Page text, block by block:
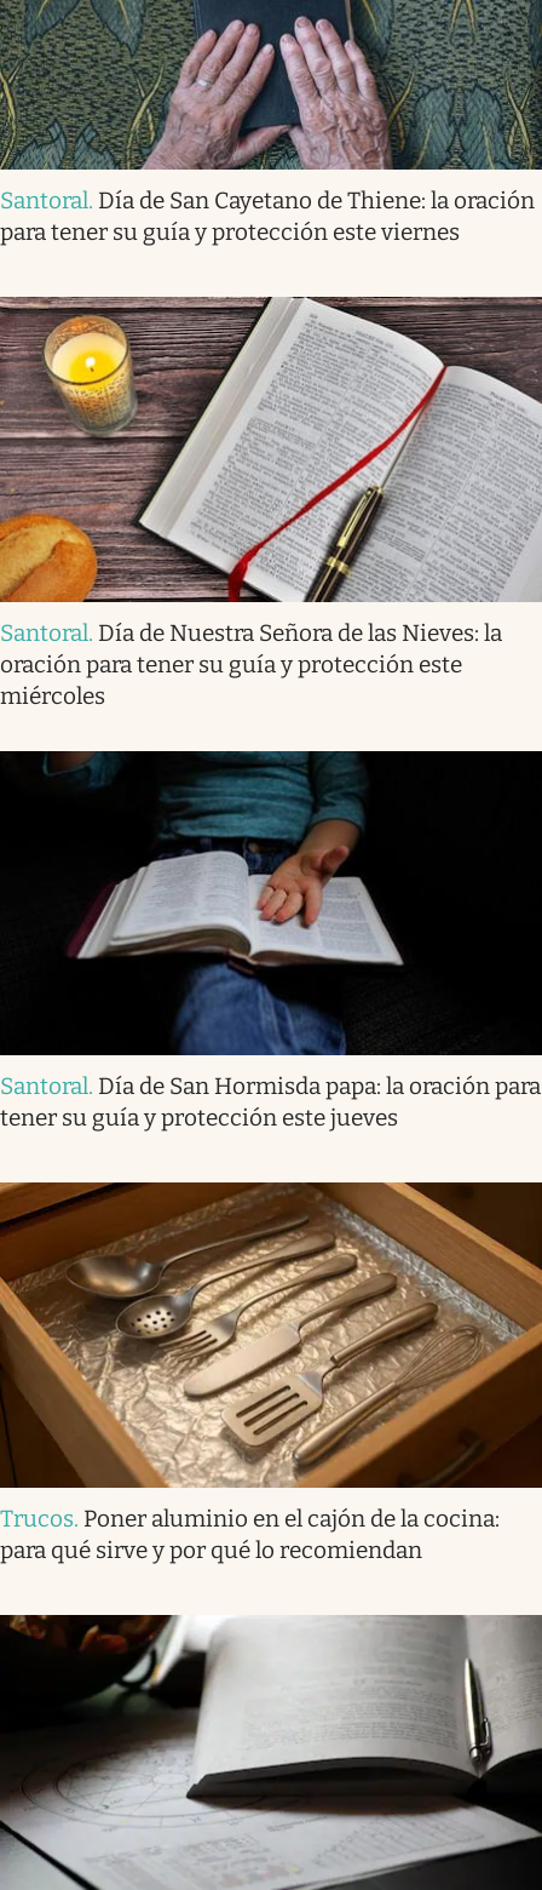
Santoral. Día de San Cayetano de Thiene: la oración
para tener su guía y protección este viernes
Santoral. Día de Nuestra Señora de las Nieves: la
oración para tener su guía y protección este
miércoles
Santoral. Día de San Hormisda papa: la oración para
tener su guía y protección este jueves
Trucos. Poner aluminio en el cajón de la cocina:
para qué sirve y por qué lo recomiendan